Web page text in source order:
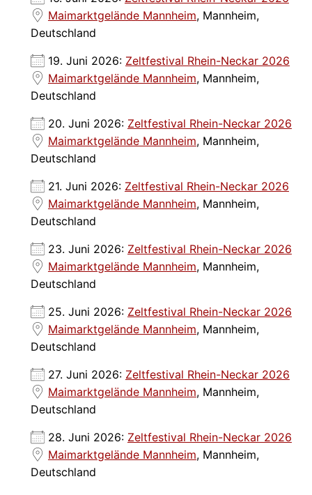
Maimarktgelände Mannheim, Mannheim,
Deutschland
19. Juni 2026: Zeltfestival Rhein-Neckar 2026
Maimarktgelände Mannheim, Mannheim,
Deutschland
20. Juni 2026: Zeltfestival Rhein-Neckar 2026
Maimarktgelände Mannheim, Mannheim,
Deutschland
21. Juni 2026: Zeltfestival Rhein-Neckar 2026
Maimarktgelände Mannheim, Mannheim,
Deutschland
23. Juni 2026: Zeltfestival Rhein-Neckar 2026
Maimarktgelände Mannheim, Mannheim,
Deutschland
25. Juni 2026: Zeltfestival Rhein-Neckar 2026
Maimarktgelände Mannheim, Mannheim,
Deutschland
27. Juni 2026: Zeltfestival Rhein-Neckar 2026
Maimarktgelände Mannheim, Mannheim,
Deutschland
28. Juni 2026: Zeltfestival Rhein-Neckar 2026
Maimarktgelände Mannheim, Mannheim,
Deutschland